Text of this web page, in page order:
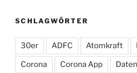
SCHLAGWÖRTER
30er ADFC Atomkraft
Corona Corona App